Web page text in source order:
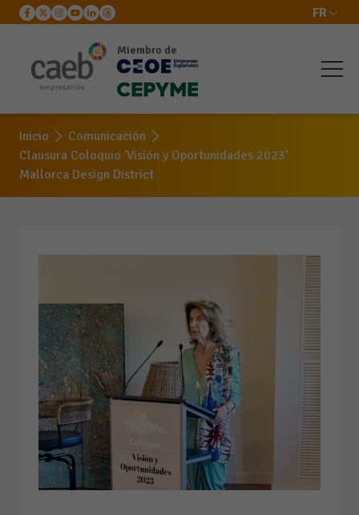
FR
Miembro de
Inicio
Comunicación
Clausura Coloquio 'Visión y Oportunidades 2023'
Mallorca Design District